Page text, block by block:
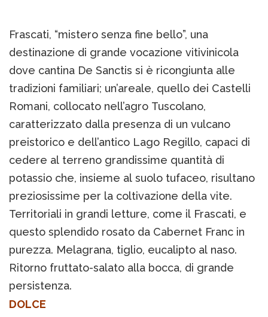
Frascati, “mistero senza fine bello”, una
destinazione di grande vocazione vitivinicola
dove cantina De Sanctis si è ricongiunta alle
tradizioni familiari; un’areale, quello dei Castelli
Romani, collocato nell’agro Tuscolano,
caratterizzato dalla presenza di un vulcano
preistorico e dell’antico Lago Regillo, capaci di
cedere al terreno grandissime quantità di
potassio che, insieme al suolo tufaceo, risultano
preziosissime per la coltivazione della vite.
Territoriali in grandi letture, come il Frascati, e
questo splendido rosato da Cabernet Franc in
purezza. Melagrana, tiglio, eucalipto al naso.
Ritorno fruttato-salato alla bocca, di grande
persistenza.
DOLCE